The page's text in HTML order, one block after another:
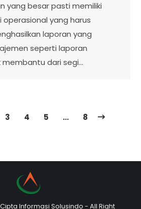
yang besar pasti memiliki
operasional yang harus
laporan yang
seperti laporan
membantu dari segi…
3 4 5 … 8
Informasi Solusindo - All Right